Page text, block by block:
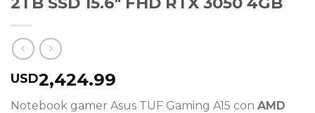
USD2,424.99
Notebook gamer Asus TUF Gaming A15 con AMD